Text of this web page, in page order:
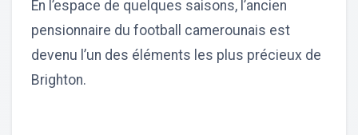
En l’espace de quelques saisons, l’ancien
pensionnaire du football camerounais est
devenu l’un des éléments les plus précieux de
Brighton.